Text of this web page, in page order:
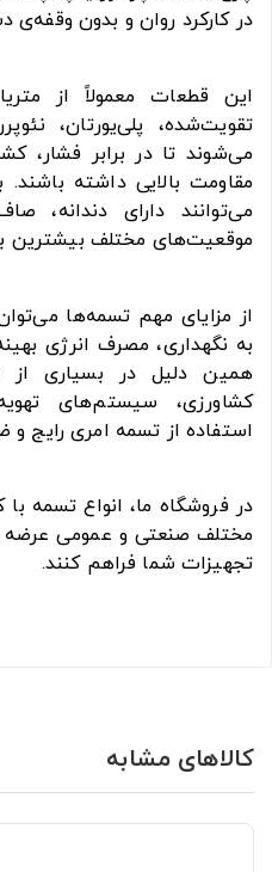
در کارکرد روان و بدون وقفه‌ی
این قطعات معمولاً از
تقویت‌شده، پلی‌یورتان،
می‌شوند تا در برابر
مقاومت بالایی داشته
می‌توانند دارای دندانه،
موقعیت‌های مختلف بیشترین
از مزایای مهم تسمه‌ها
به نگهداری، مصرف انرژی
همین دلیل در بسیاری از
کشاورزی، سیستم‌های
استفاده از تسمه امری رایج
در فروشگاه ما، انواع تسمه
مختلف صنعتی و عمومی عرضه
تجهیزات شما فراهم کنند.
کالاهای مشابه